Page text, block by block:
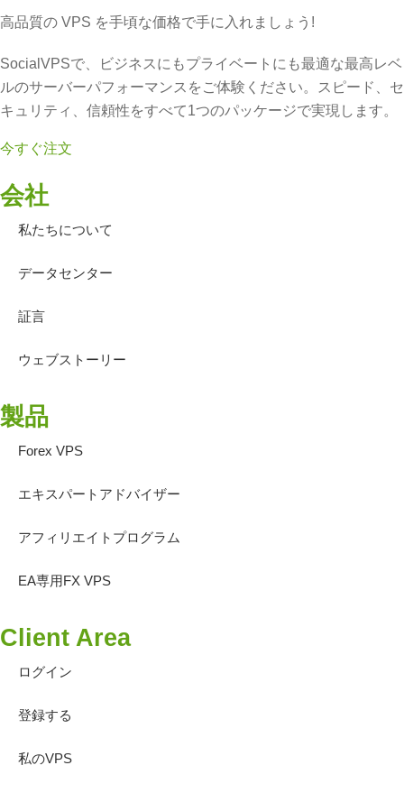
高品質の VPS を手頃な価格で手に入れましょう!
SocialVPSで、ビジネスにもプライベートにも最適な最高レベ
ルのサーバーパフォーマンスをご体験ください。スピード、セ
キュリティ、信頼性をすべて1つのパッケージで実現します。
今すぐ注文
会社
私たちについて
データセンター
証言
ウェブストーリー
製品
Forex VPS
エキスパートアドバイザー
アフィリエイトプログラム
EA専用FX VPS
Client Area
ログイン
登録する
私のVPS